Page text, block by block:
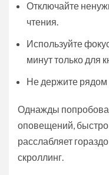
Отключайте
чтения.
Используйте
минут только для
Не держите рядом
Однажды
оповещений, быстро
расслабляет
скроллинг.